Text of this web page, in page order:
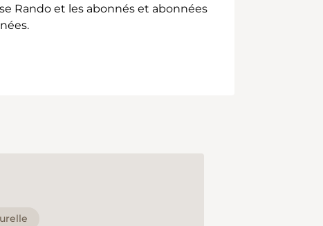
Rando et les abonnés et abonnées